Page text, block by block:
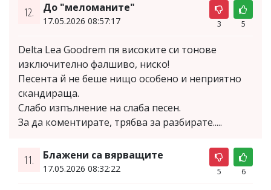
12. До "меломаните"
17.05.2026 08:57:17 3 5
Delta Lea Goodrem пя високите си тонове
изключително фалшиво, ниско!
Песента й не беше нищо особено и неприятно
скандираща.
Слабо изпълнение на слаба песен.
За да коментирате, трябва за разбирате.....
11. Блажени са вярващите
17.05.2026 08:32:22 5 6